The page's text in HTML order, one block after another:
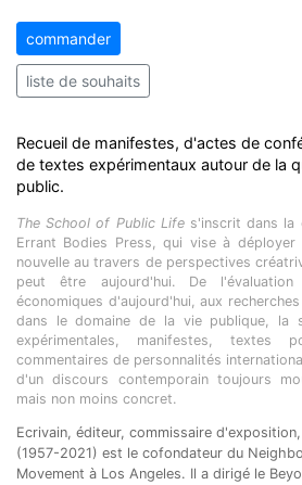
commander
liste de souhaits
Recueil de manifestes, d'actes de
de textes expérimentaux autour de la
public.
The School of Public Lifes'inscrit dans la
Errant Bodies Press, qui vise à
nouvelle au travers de perspectives
peut être aujourd'hui. De
économiques d'aujourd'hui, aux
dans le domaine de la vie publique, la
expérimentales, manifestes, textes
commentaires de personnalités
d'un discours contemporain toujours
mais non moins concret.
Ecrivain, éditeur, commissaire
(1957-2021) est le cofondateur du
Movement à Los Angeles. Il a dirigé le